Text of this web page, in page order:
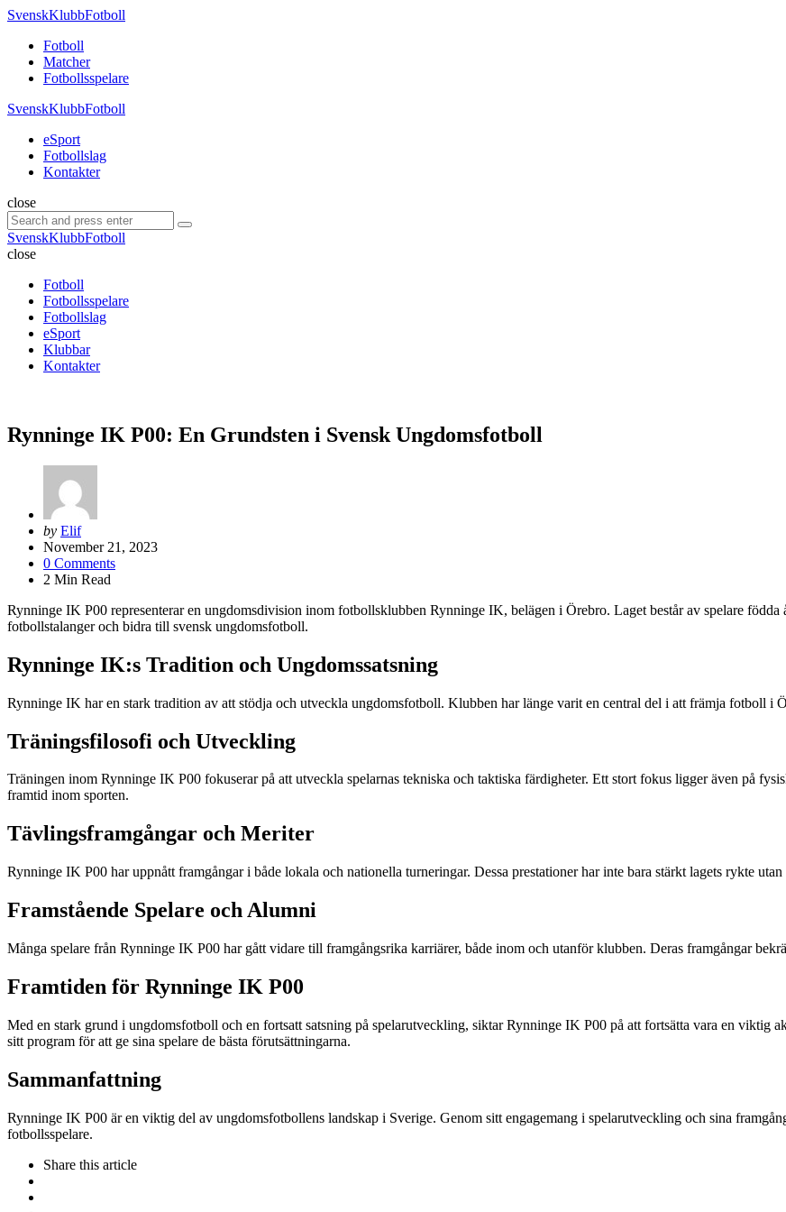
Menu
SvenskKlubbFotboll
Menu
Fotboll
Matcher
Fotbollsspelare
SvenskKlubbFotboll
eSport
Fotbollslag
Kontakter
Search
close
Search
for:
Search
SvenskKlubbFotboll
close
Fotboll
Fotbollsspelare
Fotbollslag
eSport
Klubbar
Kontakter
Rynninge IK P00: En Grundsten i Svensk Ungdomsfotboll
Posted
by
by Elif
November 21, 2023
0 Comments
2 Min Read
Rynninge IK P00 representerar en ungdomsdivision inom fotbollsklubben Rynninge IK, belägen i Örebro. Laget består av spelare
fotbollstalanger och bidra till svensk ungdomsfotboll.
Rynninge IK:s Tradition och Ungdomssatsning
Rynninge IK har en stark tradition av att stödja och utveckla ungdomsfotboll. Klubben har länge varit en central del i att främja fotboll i
Träningsfilosofi och Utveckling
Träningen inom Rynninge IK P00 fokuserar på att utveckla spelarnas tekniska och taktiska färdigheter. Ett stort fokus ligger även på
framtid inom sporten.
Tävlingsframgångar och Meriter
Rynninge IK P00 har uppnått framgångar i både lokala och nationella turneringar. Dessa prestationer har inte bara stärkt lagets rykte
Framstående Spelare och Alumni
Många spelare från Rynninge IK P00 har gått vidare till framgångsrika karriärer, både inom och utanför klubben. Deras framgångar
Framtiden för Rynninge IK P00
Med en stark grund i ungdomsfotboll och en fortsatt satsning på spelarutveckling, siktar Rynninge IK P00 på att fortsätta vara en viktig
sitt program för att ge sina spelare de bästa förutsättningarna.
Sammanfattning
Rynninge IK P00 är en viktig del av ungdomsfotbollens landskap i Sverige. Genom sitt engagemang i spelarutveckling och sina
fotbollsspelare.
Share this article